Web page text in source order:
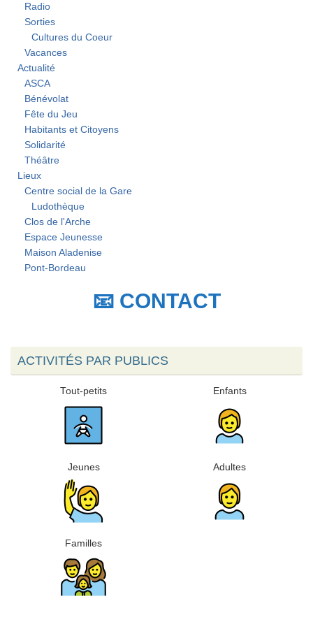
Radio
Sorties
Cultures du Coeur
Vacances
Actualité
ASCA
Bénévolat
Fête du Jeu
Habitants et Citoyens
Solidarité
Théâtre
Lieux
Centre social de la Gare
Ludothèque
Clos de l'Arche
Espace Jeunesse
Maison Aladenise
Pont-Bordeau
📧 CONTACT
ACTIVITÉS PAR PUBLICS
Tout-petits Enfants
Jeunes Adultes
Familles